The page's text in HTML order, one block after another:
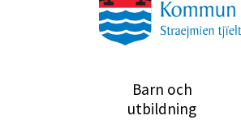
Barn och
utbild­ning